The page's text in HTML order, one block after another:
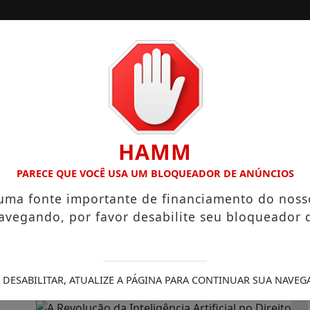
INÍCIO / NOTÍCIAS
HIGIENÓPOLIS CONSOLIDA 130 ANOS DE HISTÓRIA
Artificial no
HAMM
PARECE QUE VOCÊ USA UM BLOQUEADOR DE ANÚNCIOS
fonte importante de financiamento do
por favor desabilite seu bloqueador
DESABILITAR, ATUALIZE A PÁGINA PARA CONTINUAR SUA